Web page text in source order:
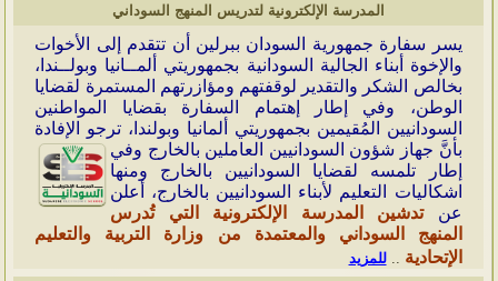
المدرسة الإلكترونية لتدريس المنهج السوداني
يسر سفارة جمهورية السودان ببرلين أن تتقدم إلى الأخوات
والإخوة أبناء الجالية السودانية بجمهوريتي ألمــانيا وبولــندا،
بخالص الشكر والتقدير لوقفتهم ومؤازرتهم المستمرة لقضايا
الوطن، وفي إطار إهتمام السفارة بقضايا المواطنين
السودانيين المُقيمين بجمهوريتي ألمانيا وبولندا، ترجو الإفادة
بأنَّ جهاز شؤون السودانيين العاملين بالخارج وفي
إطار تلمسه لقضايا السودانيين بالخارج ومنها
اشكاليات التعليم لأبناء السودانيين بالخارج، أعلن
عنتدشين المدرسة الإلكترونية التي تُدرس
المنهج السوداني والمعتمدة من وزارة التربية والتعليم
الإتحادية ..للمزيد